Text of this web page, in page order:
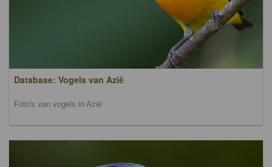
Database: Vogels van Azië
Foto's van vogels in Azië